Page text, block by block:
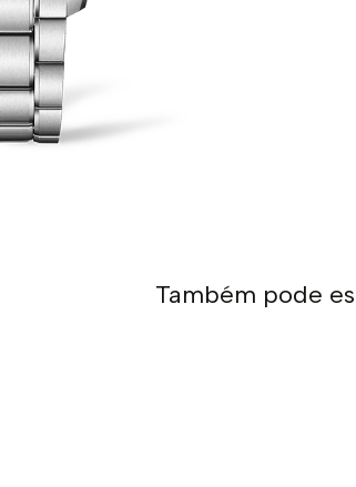
Também pode